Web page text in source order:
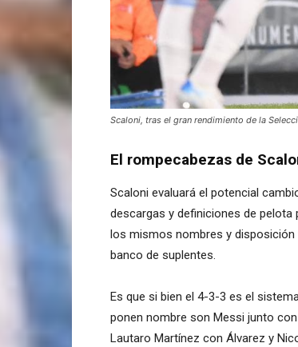
Scaloni, tras el gran rendimiento de la
El rompecabezas de
Scaloni evaluará el potencial
descargas y definiciones de
los mismos nombres y
banco de suplentes.
Es que si bien el 4-3-3 es el
ponen nombre son Messi junto
Lautaro Martínez con Álvarez y